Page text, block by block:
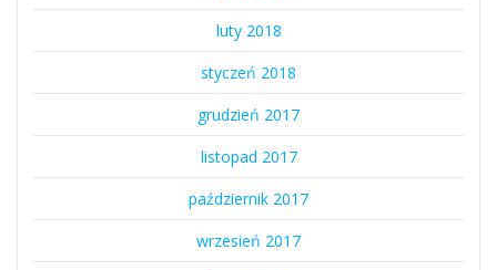
luty 2018
styczeń 2018
grudzień 2017
listopad 2017
październik 2017
wrzesień 2017